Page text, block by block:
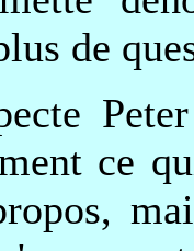
de
ce